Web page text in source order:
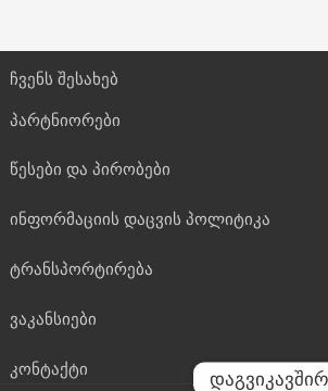
ჩვენს შესახებ
პარტნიორები
წესები და პირობები
ინფორმაციის დაცვის პოლიტიკა
ტრანსპორტირება
ვაკანსიები
კონტაქტი